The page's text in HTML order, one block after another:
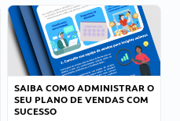
SAIBA COMO ADMINISTRAR O
SEU PLANO DE VENDAS COM
SUCESSO